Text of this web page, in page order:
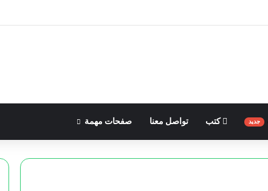
جديد كتب تواصل معنا صفحات مهمة